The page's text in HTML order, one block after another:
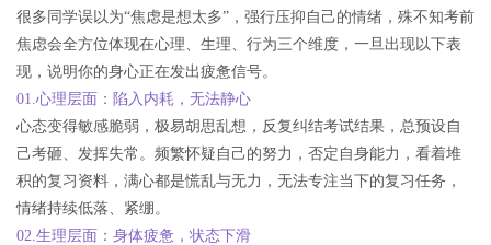
很多同学误以为“焦虑是想太多”，强行压抑自己的情绪，殊不知考前
焦虑会全方位体现在心理、生理、行为三个维度，一旦出现以下表
现，说明你的身心正在发出疲惫信号。
01.心理层面：陷入内耗，无法静心
心态变得敏感脆弱，极易胡思乱想，反复纠结考试结果，总预设自
己考砸、发挥失常。频繁怀疑自己的努力，否定自身能力，看着堆
积的复习资料，满心都是慌乱与无力，无法专注当下的复习任务，
情绪持续低落、紧绷。
02.生理层面：身体疲惫，状态下滑